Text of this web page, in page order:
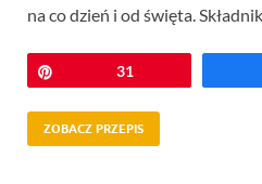
na co dzień i od święta.
Przypnij31
ZOBACZ PRZEPIS